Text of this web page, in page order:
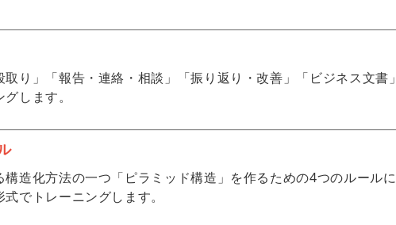
取り」「報告・連絡・相談」「振り返り・改善」「ビジネス文書」
します。
構造化方法の一つ「ピラミッド構造」を作るための4つのルールに
でトレーニングします。